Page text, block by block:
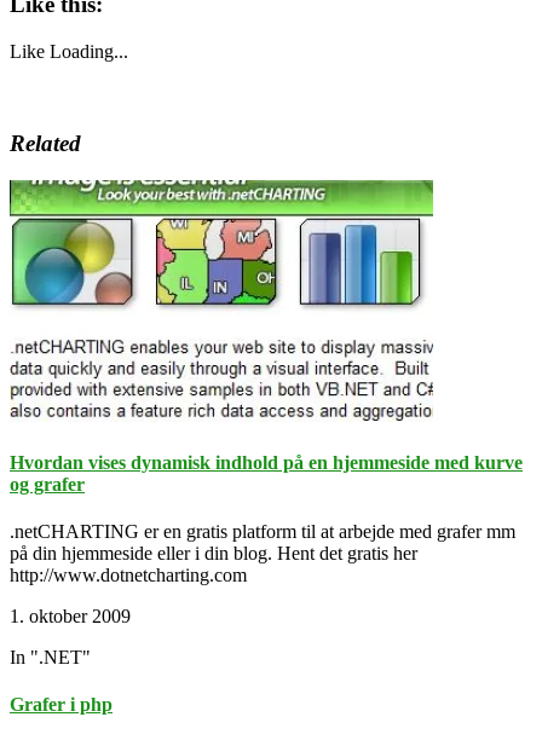
Like Loading...
Related
Hvordan vises dynamisk indhold på en hjemmeside med kurve
og grafer
.netCHARTING er en gratis platform til at arbejde med grafer mm
på din hjemmeside eller i din blog. Hent det gratis her
http://www.dotnetcharting.com
1. oktober 2009
In ".NET"
Grafer i php